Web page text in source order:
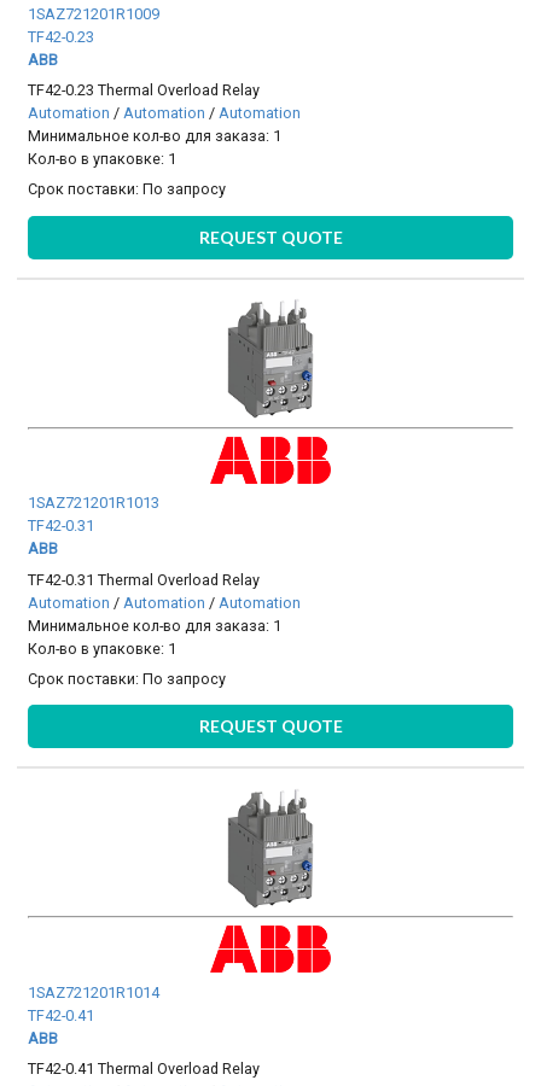
1SAZ721201R1009
TF42-0.23
ABB
TF42-0.23 Thermal Overload Relay
Automation /Automation /Automation
Минимальное кол-во для заказа: 1
Кол-во в упаковке: 1
Срок поставки:По запросу
REQUEST QUOTE
1SAZ721201R1013
TF42-0.31
ABB
TF42-0.31 Thermal Overload Relay
Automation / Automation / Automation
Минимальное кол-во для заказа: 1
Кол-во в упаковке: 1
Срок поставки:По запросу
REQUEST QUOTE
1SAZ721201R1014
TF42-0.41
ABB
TF42-0.41 Thermal Overload Relay